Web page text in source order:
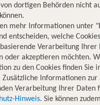
dortigen Behörden nicht
mehr Informationen unter
entscheiden, welche
Verarbeitung Ihrer
oder akzeptieren möchten.
zu den Cookies finden Sie
Zusätzliche Informationen zur
Verarbeitung Ihrer Daten
Hinweis. Sie können